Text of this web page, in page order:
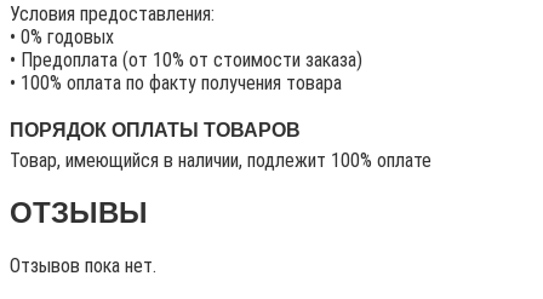
Условия предоставления:
• 0% годовых
• Предоплата (от 10% от стоимости заказа)
• 100% оплата по факту получения товара
ПОРЯДОК ОПЛАТЫ ТОВАРОВ
Товар, имеющийся в наличии, подлежит 100% оплате
ОТЗЫВЫ
Отзывов пока нет.